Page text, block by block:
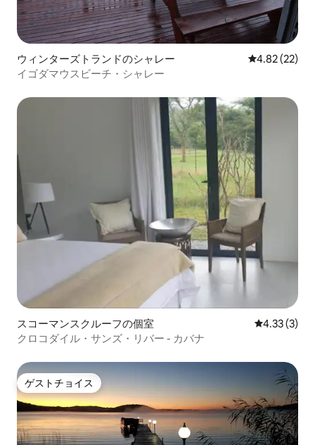
ウィンターズトランドのシャレー レビュー22
4.82 (22)
イゴダマウスビーチ・シャレー
スコーマンスクルーフの個室 レビュー3
4.33 (3)
クロコダイル・サンズ・リバー - カバナ
ゲストチョイス
ゲストチョイス